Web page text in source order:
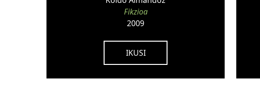
Fikzioa
2009
IKUSI